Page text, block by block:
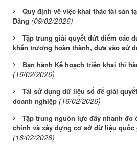
Quy định về việc khai thác tài sản
Đảng (09/02/2026)
Tập trung giải quyết dứt điểm các
khẩn trương hoàn thành, đưa vào sử
Ban hành Kế hoạch triển khai thi
(16/02/2026)
Tái sử dụng dữ liệu số để giải
doanh nghiệp (16/02/2026)
Tập trung nguồn lực đẩy nhanh đo
chính và xây dựng cơ sở dữ liệu quốc
(16/02/2026)